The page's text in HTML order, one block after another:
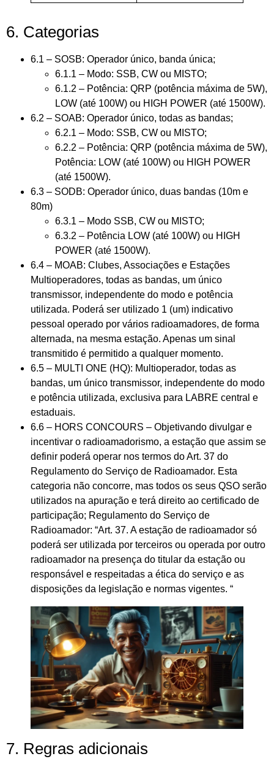
6. Categorias
6.1 – SOSB: Operador único, banda única;
6.1.1 – Modo: SSB, CW ou MISTO;
6.1.2 – Potência: QRP (potência máxima de 5W),
LOW (até 100W) ou HIGH POWER (até 1500W).
6.2 – SOAB: Operador único, todas as bandas;
6.2.1 – Modo: SSB, CW ou MISTO;
6.2.2 – Potência: QRP (potência máxima de 5W),
Potência: LOW (até 100W) ou HIGH POWER
(até 1500W).
6.3 – SODB: Operador único, duas bandas (10m e
80m)
6.3.1 – Modo SSB, CW ou MISTO;
6.3.2 – Potência LOW (até 100W) ou HIGH
POWER (até 1500W).
6.4 – MOAB: Clubes, Associações e Estações
Multioperadores, todas as bandas, um único
transmissor, independente do modo e potência
utilizada. Poderá ser utilizado 1 (um) indicativo
pessoal operado por vários radioamadores, de forma
alternada, na mesma estação. Apenas um sinal
transmitido é permitido a qualquer momento.
6.5 – MULTI ONE (HQ): Multioperador, todas as
bandas, um único transmissor, independente do modo
e potência utilizada, exclusiva para LABRE central e
estaduais.
6.6 – HORS CONCOURS – Objetivando divulgar e
incentivar o radioamadorismo, a estação que assim se
definir poderá operar nos termos do Art. 37 do
Regulamento do Serviço de Radioamador. Esta
categoria não concorre, mas todos os seus QSO serão
utilizados na apuração e terá direito ao certificado de
participação; Regulamento do Serviço de
Radioamador: “Art. 37. A estação de radioamador só
poderá ser utilizada por terceiros ou operada por outro
radioamador na presença do titular da estação ou
responsável e respeitadas a ética do serviço e as
disposições da legislação e normas vigentes. “
7. Regras adicionais